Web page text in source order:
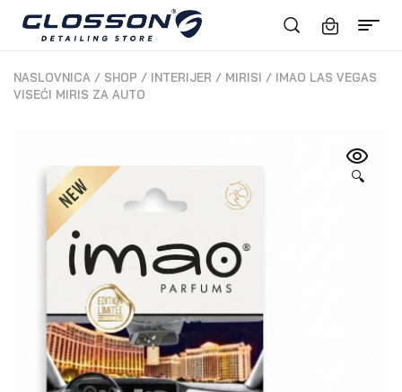
NASLOVNICA / SHOP / INTERIJER / MIRISI / IMAO LAS VEGAS
VISEĆI MIRIS ZA AUTO
🔍